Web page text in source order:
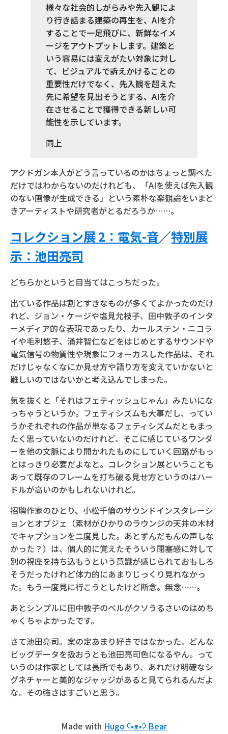
様々な社会的しがらみや先入観によ
り行き詰まる建築の再生を、AIを介
することで一足飛びに、新鮮なイメ
ージをアウトプットします。建築と
いう容易には変えがたい対象に対し
て、ビジュアルで訴えかけることの
重要性だけでなく、先入観を超えた
先に希望を見出そうとする、AIを介
在させることで獲得できる新しい可
能性を示しています。
同上
アクドガン本人がどう言っているのかはちょっと調べた
だけではわからないのだけれども、「AIを使えば先入観
のない画像が生成できる」という素朴な楽観論をいまど
きアーティストや研究者がとるだろうか……。
コレクション展 2：電気-音／特別展
示：池田亮司
どちらかというと目当てはこっちだった。
出ている作品は割とすきなものが多くてよかったのだけ
れど、ジョン・ケージや塩見允枝子、田中敦子のインタ
ーメディア的な表現であったり、カールステン・ニコラ
イや毛利悠子、涌井智仁などをはじめとするサウンドや
電気信号の物質性や現象にフォーカスした作品は、それ
だけじゃなくなにか見せ方や語り方を変えていかないと
難しいのではないかと考え込んでしまった。
気を抜くと「それはフェティッシュじゃん」みたいにな
っちゃうというか。フェティシズムも大事だし、ってい
うかそれぞれの作品が単なるフェティシズムだともまっ
たく思っていないのだけれど、そこに感じているワンダ
ーを他の文脈により開かれたものにしていく回路がもっ
とはっきり必要だよなと。コレクション展ということも
あって既存のフレームを打ち破る見せ方というのはハー
ドルが高いのかもしれないけれど。
招聘作家のひとり、小松千倫のサウンドインスタレーシ
ョンとオブジェ（素材がひかりのラウンジの天井の木材
でキャプションを二度見した。あとずんだもんの声しな
かった？）は、個人的に覚えたそういう閉塞感に対して
別の視座を持ち込もうという意識が感じられておもしろ
そうだったけれど体力的にあまりじっくり見れなかっ
た。もう一度見に行こうとしたけど断念。無念……。
あとシンプルに田中敦子のベルがクソうるさいのはめち
ゃくちゃよかったです。
さて池田亮司。案の定あまり好きではなかった。どんな
ビッグデータを扱おうとも池田亮司色になるやん。って
いうのは作家としては長所でもあり、あれだけ明確なシ
グネチャーと美的なジャッジがあると見てられるんだよ
な。その強さはすごいと思う。
Made with Hugo ʕ•ᴥ•ʔ Bear